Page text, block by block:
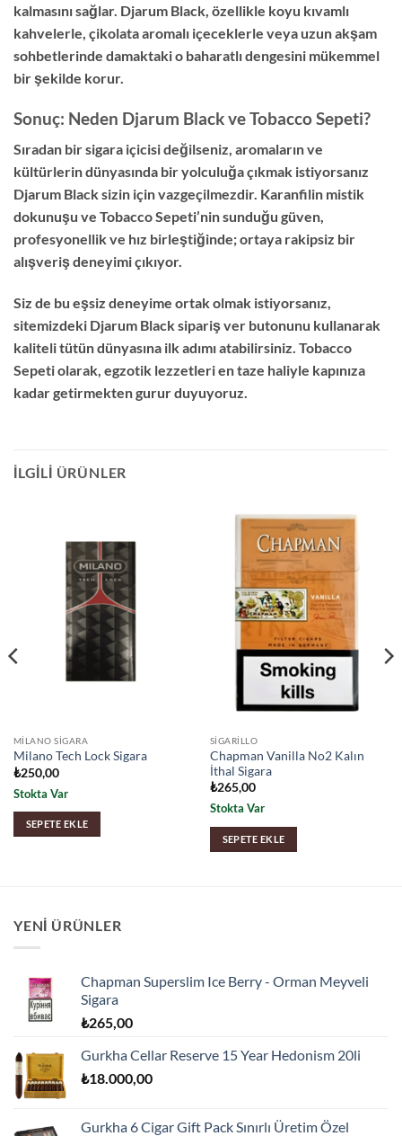
kalmasını sağlar. Djarum Black, özellikle koyu kıvamlı
kahvelerle, çikolata aromalı içeceklerle veya uzun akşam
sohbetlerinde damaktaki o baharatlı dengesini mükemmel
bir şekilde korur.
Sonuç: Neden Djarum Black ve Tobacco Sepeti?
Sıradan bir sigara içicisi değilseniz, aromaların ve
kültürlerin dünyasında bir yolculuğa çıkmak istiyorsanız
Djarum Black sizin için vazgeçilmezdir. Karanfilin mistik
dokunuşu ve Tobacco Sepeti’nin sunduğu güven,
profesyonellik ve hız birleştiğinde; ortaya rakipsiz bir
alışveriş deneyimi çıkıyor.
Siz de bu eşsiz deneyime ortak olmak istiyorsanız,
sitemizdeki Djarum Black sipariş ver butonunu kullanarak
kaliteli tütün dünyasına ilk adımı atabilirsiniz. Tobacco
Sepeti olarak, egzotik lezzetleri en taze haliyle kapınıza
kadar getirmekten gurur duyuyoruz.
İLGILI ÜRÜNLER
MILANO SIGARA
Milano Tech Lock Sigara
₺250,00
Stokta Var
SEPETE EKLE
SIGARILLO
Chapman Vanilla No2 Kalın
İthal Sigara
₺265,00
Stokta Var
SEPETE EKLE
YENI ÜRÜNLER
Chapman Superslim Ice Berry - Orman Meyveli
Sigara
₺265,00
Gurkha Cellar Reserve 15 Year Hedonism 20li
₺18.000,00
Gurkha 6 Cigar Gift Pack Sınırlı Üretim Özel